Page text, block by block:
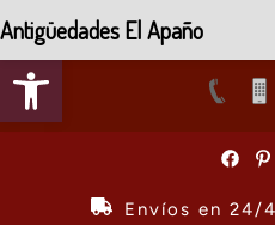
Abrir barra de herramientas
Envíos en 24/
Antigüedades El Apaño